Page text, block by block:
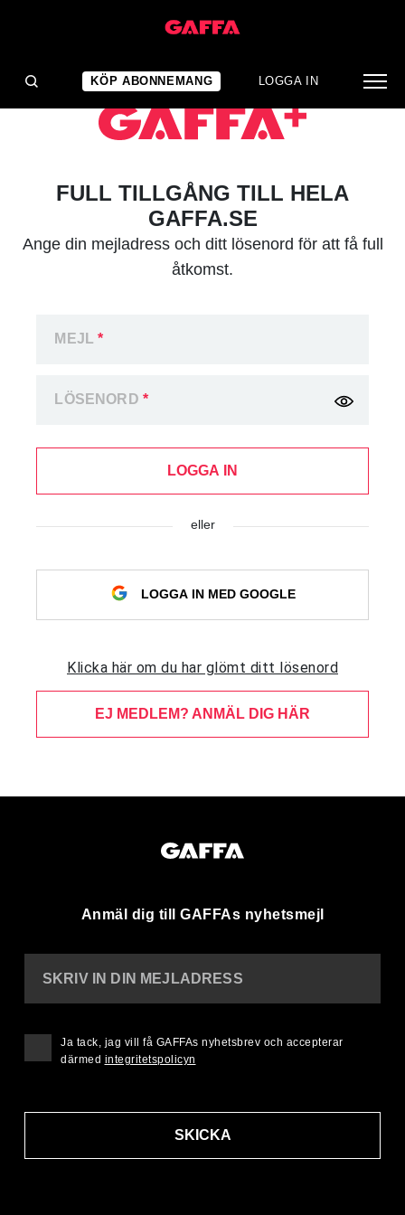
KÖP ABONNEMANG LOGGA IN
FULL TILLGÅNG TILL HELA
GAFFA.SE
Ange din mejladress och ditt lösenord för att få full
åtkomst.
MEJL*
LÖSENORD *
LOGGA IN
eller
LOGGA IN MED GOOGLE
Klicka här om du har glömt ditt lösenord
EJ MEDLEM? ANMÄL DIG HÄR
Anmäl dig till GAFFAs nyhetsmejl
SKRIV IN DIN MEJLADRESS
SKICKA
Ja tack, jag vill få GAFFAs nyhetsbrev och accepterar
därmed integritetspolicyn